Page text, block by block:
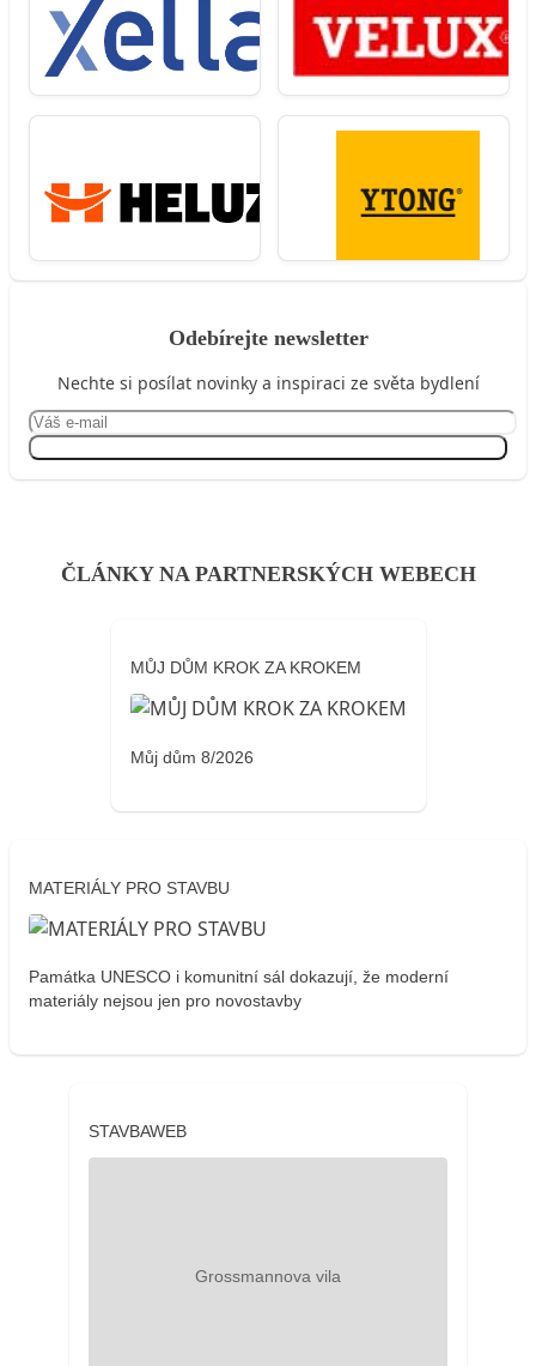
Odebírejte newsletter
Nechte si posílat novinky a inspiraci ze světa bydlení
ČLÁNKY NA PARTNERSKÝCH WEBECH
MŮJ DŮM KROK ZA KROKEM
Můj dům 8/2026
MATERIÁLY PRO STAVBU
Památka UNESCO i komunitní sál dokazují, že moderní
materiály nejsou jen pro novostavby
STAVBAWEB